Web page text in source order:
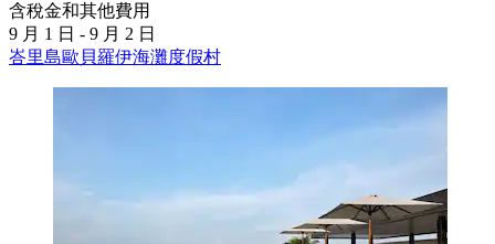
含稅金和其他費用
9 月 1 日 - 9 月 2 日
峇里島歐貝羅伊海灘度假村